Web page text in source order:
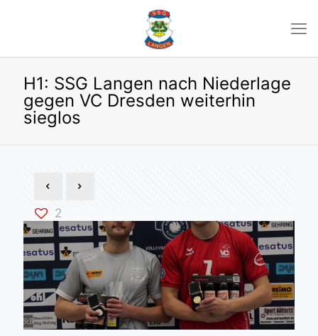
H1: SSG Langen nach Niederlage
gegen VC Dresden weiterhin
sieglos
2